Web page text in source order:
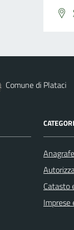
Comune di Plataci
Catasto
Imprese